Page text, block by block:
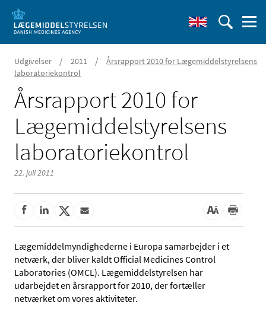
Udgivelser / 2011 /
Årsrapport 2010 for Lægemiddelstyrelsens
laboratoriekontrol
Årsrapport 2010 for
Lægemiddelstyrelsens
laboratoriekontrol
22. juli 2011
Lægemiddelmyndighederne i Europa samarbejder i et
netværk, der bliver kaldt Official Medicines Control
Laboratories (OMCL). Lægemiddelstyrelsen har
udarbejdet en årsrapport for 2010, der fortæller
netværket om vores aktiviteter.